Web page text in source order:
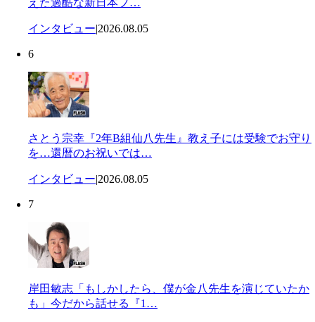
インタビュー|2026.08.05
6
さとう宗幸『2年B組仙八先生』教え子には受験でお守り
を…還暦のお祝いでは…
インタビュー|2026.08.05
7
岸田敏志「もしかしたら、僕が金八先生を演じていたか
も」今だから話せる『1…